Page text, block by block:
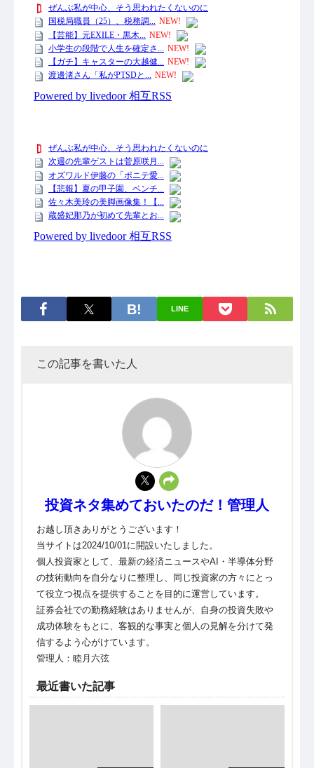
LINE
この記事を書いた人
投資ネタ集めておいたのだ！管理人
お越し頂きありがとうございます！
当サイトは2024/10/01に開設いたしました。
個人投資家として、最新の経済ニュースやAI・半導体分野
の技術動向を自分なりに整理し、同じ投資家の方々にとっ
て役立つ視点を提供することを目的に運営しています。
証券会社での勤務経験はありませんが、自身の投資失敗や
成功体験をもとに、客観的な事実と個人の見解を分けて発
信するよう心がけています。
管理人：睦月六弦
最近書いた記事